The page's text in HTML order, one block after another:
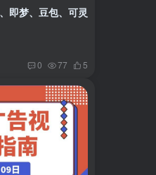
即梦、豆包、可灵
0 77 5